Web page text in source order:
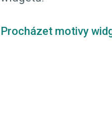
Procházet motivy